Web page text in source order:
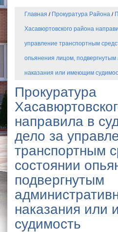
Главная / Прокуратура Района /
Хасавюртовского района
управление транспортным
опьянения лицом,
наказания или имеющим
Прокуратура
направила в
дело за
транспортным
состоянии
подвергнутым
наказания
судимость